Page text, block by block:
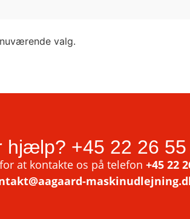
valg.
hjælp? +45 22 26
at kontakte os på telefon +45 22